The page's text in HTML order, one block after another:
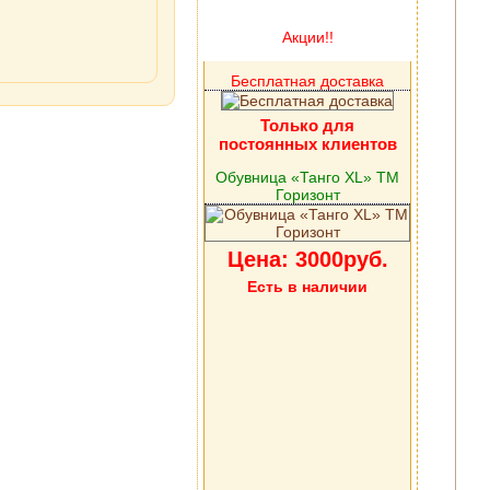
Акции!!
Бесплатная доставка
Только для
постоянных клиентов
Обувница «Танго XL» ТМ
Горизонт
Цена: 3000руб.
Есть в наличии